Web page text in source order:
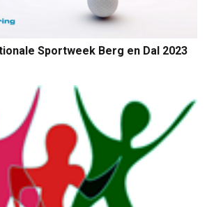
Sportweek Berg en Dal 2023